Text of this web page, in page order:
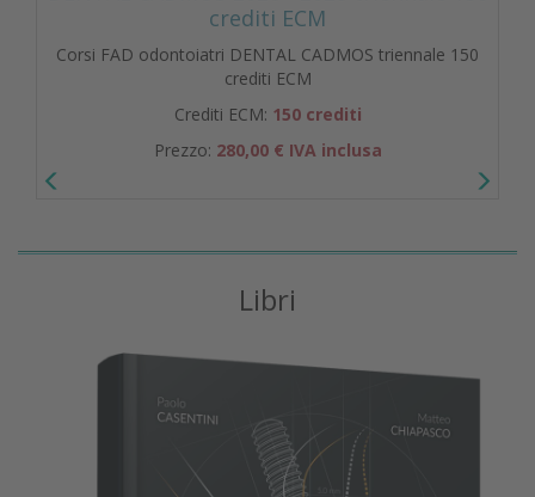
crediti ECM
Corsi FAD odontoiatri DENTAL CADMOS triennale 150
crediti ECM
Crediti ECM: 150 crediti
Prezzo: 280,00 € IVA inclusa
Libri